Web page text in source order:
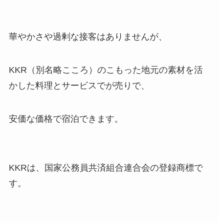
華やかさや過剰な接客はありませんが、
KKR（別名略こころ）のこもった地元の素材を活
かした料理とサービスでが売りで、
安価な価格で宿泊できます。
KKRは、国家公務員共済組合連合会の登録商標で
す。